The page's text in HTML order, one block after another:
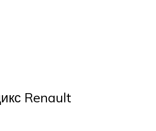
Renault